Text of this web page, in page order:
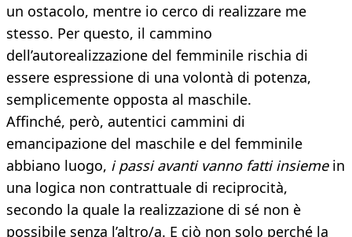
un ostacolo, mentre io cerco di realizzare me
stesso. Per questo, il cammino
dell’autorealizzazione del femminile rischia di
essere espressione di una volontà di potenza,
semplicemente opposta al maschile.
Affinché, però, autentici cammini di
emancipazione del maschile e del femminile
abbiano luogo, i passi avanti vanno fatti insiemein
una logica non contrattuale di reciprocità,
secondo la quale la realizzazione di sé non è
possibile senza l’altro/a. E ciò non solo perché la